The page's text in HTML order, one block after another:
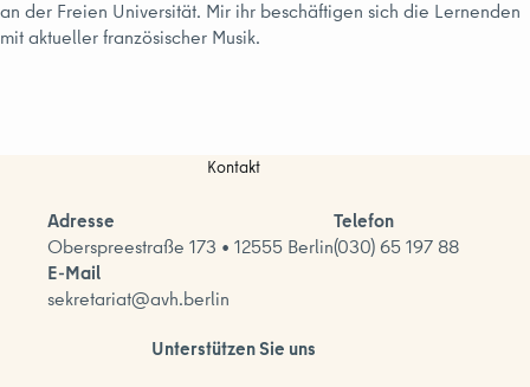
an der Freien Universität. Mir ihr beschäftigen sich die Lernenden
mit aktueller französischer Musik.
Kontakt
Adresse
Oberspreestraße 173 • 12555 Berlin
Telefon
(030) 65 197 88
E-Mail
sekretariat@avh.berlin
Unterstützen Sie uns